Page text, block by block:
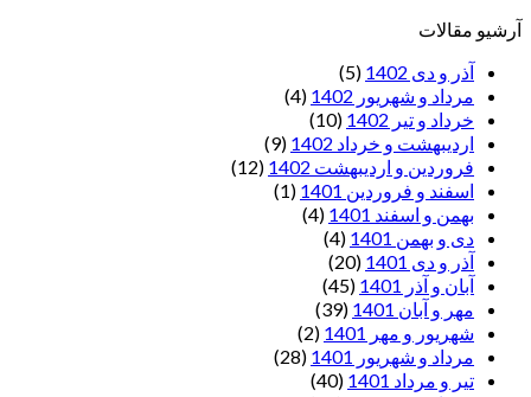
آرشیو مقالات
آذر و دی 1402
(5)
مرداد و شهریور 1402
(4)
خرداد و تیر 1402
(10)
اردیبهشت و خرداد 1402
(9)
فروردین و اردیبهشت 1402
(12)
اسفند و فروردین 1401
(1)
بهمن و اسفند 1401
(4)
دی و بهمن 1401
(4)
آذر و دی 1401
(20)
آبان و آذر 1401
(45)
مهر و آبان 1401
(39)
شهریور و مهر 1401
(2)
مرداد و شهریور 1401
(28)
تیر و مرداد 1401
(40)